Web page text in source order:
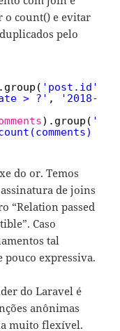
o count() e evitar
pelo
'post.id'
> ?' ,
'2018-
).group(
>
do or. Temos
de joins
“Relation passed
Caso
tal
expressiva.
do Laravel é
anônimas
muito flexível.